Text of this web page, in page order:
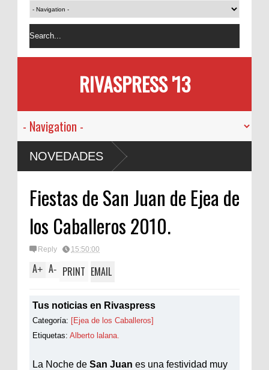
RIVASPRESS '13
NOVEDADES
Fiestas de San Juan de Ejea de
los Caballeros 2010.
Reply 15:50:00
A+ A- PRINT EMAIL
Tus noticias en Rivaspress
Categoría: [Ejea de los Caballeros]
Etiquetas: Alberto lalana.
La Noche de San Juan es una festividad muy